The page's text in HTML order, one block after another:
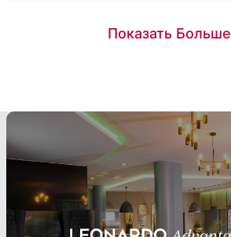
Показать Больше